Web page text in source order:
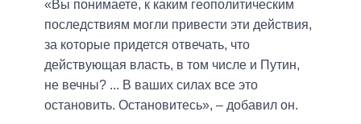
«Вы понимаете, к каким геополитическим
последствиям могли привести эти действия,
за которые придется отвечать, что
действующая власть, в том числе и Путин,
не вечны? ... В ваших силах все это
остановить. Остановитесь», – добавил он.